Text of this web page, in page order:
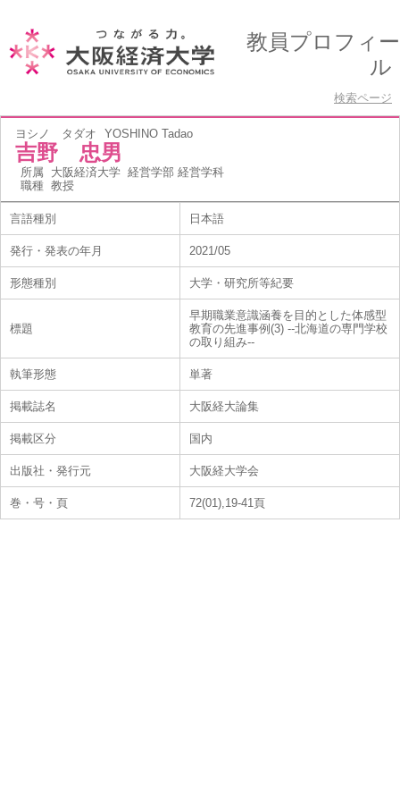
教員プロフィー
ル
検索ページ
ヨシノ タダオ YOSHINO Tadao
吉野 忠男
所属 大阪経済大学 経営学部 経営学科
職種 教授
言語種別 日本語
発行・発表の年月 2021/05
形態種別 大学・研究所等紀要
標題
早期職業意識涵養を目的とした体感型
教育の先進事例(3) --北海道の専門学校
の取り組み--
執筆形態 単著
掲載誌名 大阪経大論集
掲載区分 国内
出版社・発行元 大阪経大学会
巻・号・頁 72(01),19-41頁